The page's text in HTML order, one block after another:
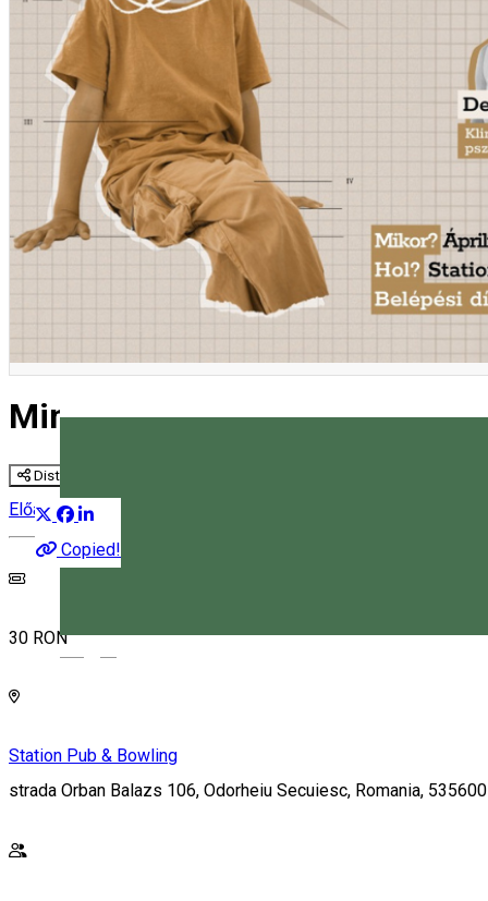
Magyar
Mindennapi szorongásaink
Distribuie
Copied!
Előadás
30 RON
Station Pub & Bowling
strada Orban Balazs 106, Odorheiu Secuiesc, Romania, 535600